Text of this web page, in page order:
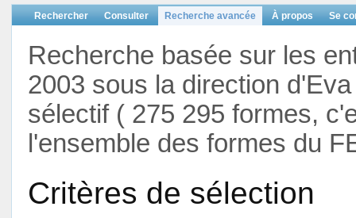
Rechercher Consulter Recherche avancée À propos Se
Recherche basée sur les
2003 sous la direction
sélectif ( 275 295 formes,
l'ensemble des formes du
Critères de sélection